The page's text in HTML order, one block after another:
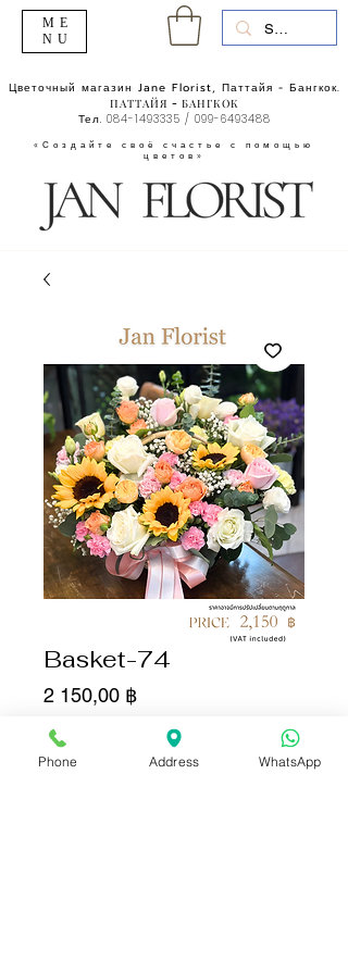
«Создайте своё счастье с помощью
цветов»
Цветочный магазин Jane Florist, Паттайя - Бангкок.
ПАТТАЙЯ - БАНГКОК
Тел. 084-1493335 / 099-6493488
ME
NU
Basket-74
2 150,00 ฿Цена
Количество
Phone Address WhatsApp